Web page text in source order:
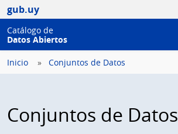
gub.uy
Catálogo de
Datos Abiertos
Inicio Conjuntos de Datos
Conjuntos de Datos